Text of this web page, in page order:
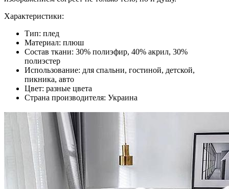
Характеристики:
Тип: плед
Материал: плюш
Состав ткани: 30% полиэфир, 40% акрил, 30%
полиэстер
Использование: для спальни, гостиной, детской,
пикника, авто
Цвет: разные цвета
Страна производителя: Украина